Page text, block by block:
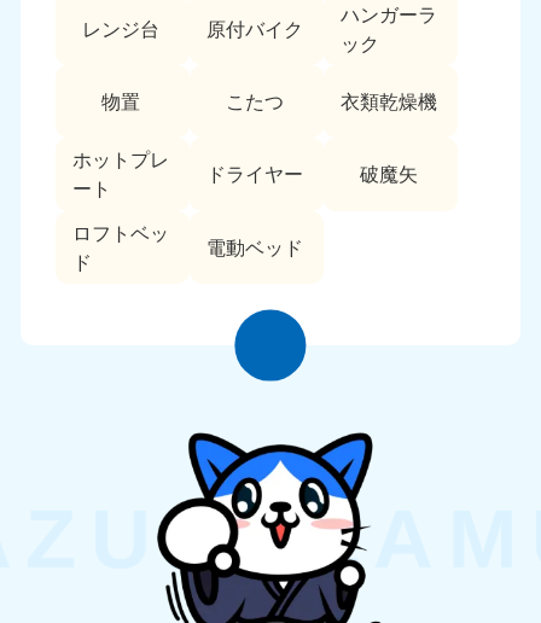
レンジ台 原付バイク
ハンガーラ
ック
物置 こたつ 衣類乾燥機
ホットプレ
ート
ドライヤー 破魔矢
ロフトベッ
ド
電動ベッド